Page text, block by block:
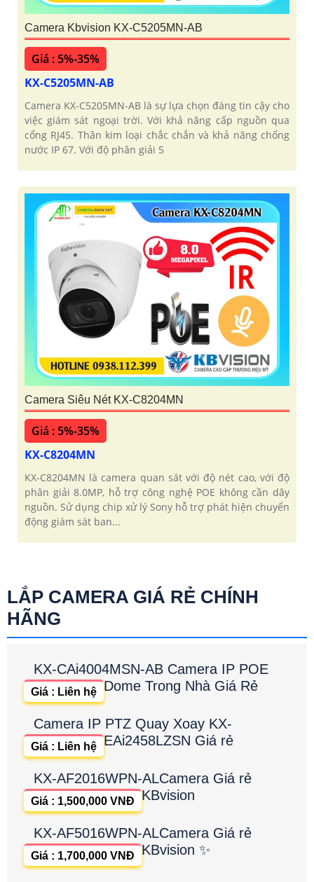
Camera Kbvision KX-C5205MN-AB
Giá : 5%-35%
KX-C5205MN-AB
Camera KX-C5205MN-AB là sự lựa chọn đáng tin cậy cho
việc giám sát ngoại trời. Với khả năng cấp nguồn qua
cổng RJ45. Thân kim loại chắc chắn và khả năng chống
nước IP 67. Với độ phân giải 5
Camera Siêu Nét KX-C8204MN
Giá : 5%-35%
KX-C8204MN
KX-C8204MN là camera quan sát với độ nét cao, với độ
phân giải 8.0MP, hỗ trợ công nghệ POE không cần dây
nguồn. Sử dụng chip xử lý Sony hỗ trợ phát hiện chuyển
động giám sát ban...
LẮP CAMERA GIÁ RẺ CHÍNH
HÃNG
KX-CAi4004MSN-AB Camera IP POE
Dome Trong Nhà Giá Rẻ
Giá : Liên hệ
Camera IP PTZ Quay Xoay KX-
EAi2458LZSN Giá rẻ
Giá : Liên hệ
KX-AF2016WPN-ALCamera Giá rẻ
KBvision
Giá : 1,500,000 VNĐ
KX-AF5016WPN-ALCamera Giá rẻ
KBvision ✨
Giá : 1,700,000 VNĐ